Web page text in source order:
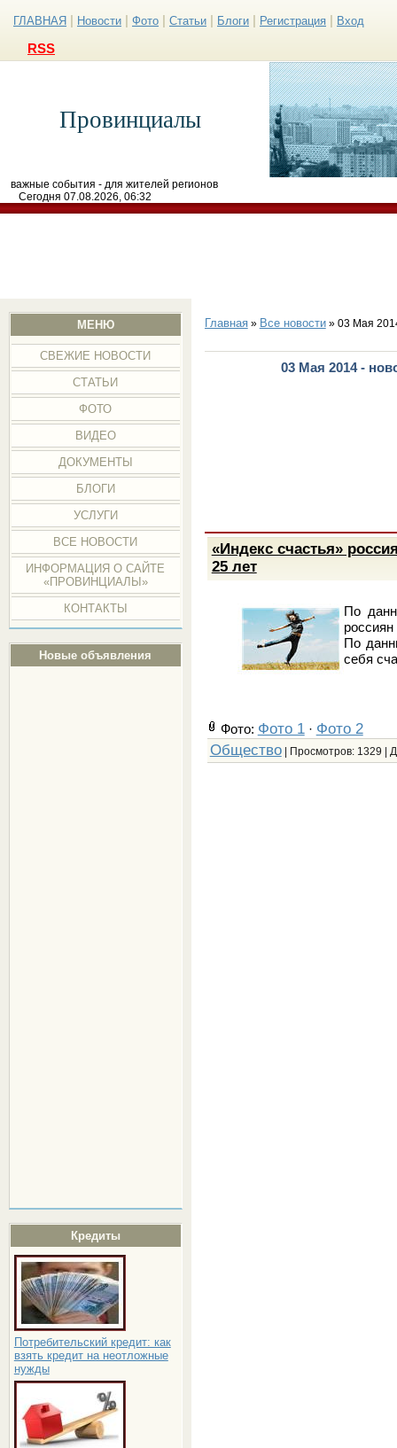
ГЛАВНАЯ Новости Фото Статьи Блоги Регистрация Вход
RSS
Провинциалы
важные события - для жителей регионов
Сегодня 07.08.2026, 06:32
МЕНЮ
СВЕЖИЕ НОВОСТИ
СТАТЬИ
ФОТО
ВИДЕО
ДОКУМЕНТЫ
БЛОГИ
УСЛУГИ
ВСЕ НОВОСТИ
ИНФОРМАЦИЯ О САЙТЕ
«ПРОВИНЦИАЛЫ»
КОНТАКТЫ
Новые объявления
Кредиты
Потребительский кредит: как
взять кредит на неотложные
нужды
Главная» Все новости» 03 Мая
03 Мая 2014 -
«Индекс счастья»
25 лет
По
По
себя
Фото: Фото 1· Фото 2
Общество| Просмотров: 1329 |